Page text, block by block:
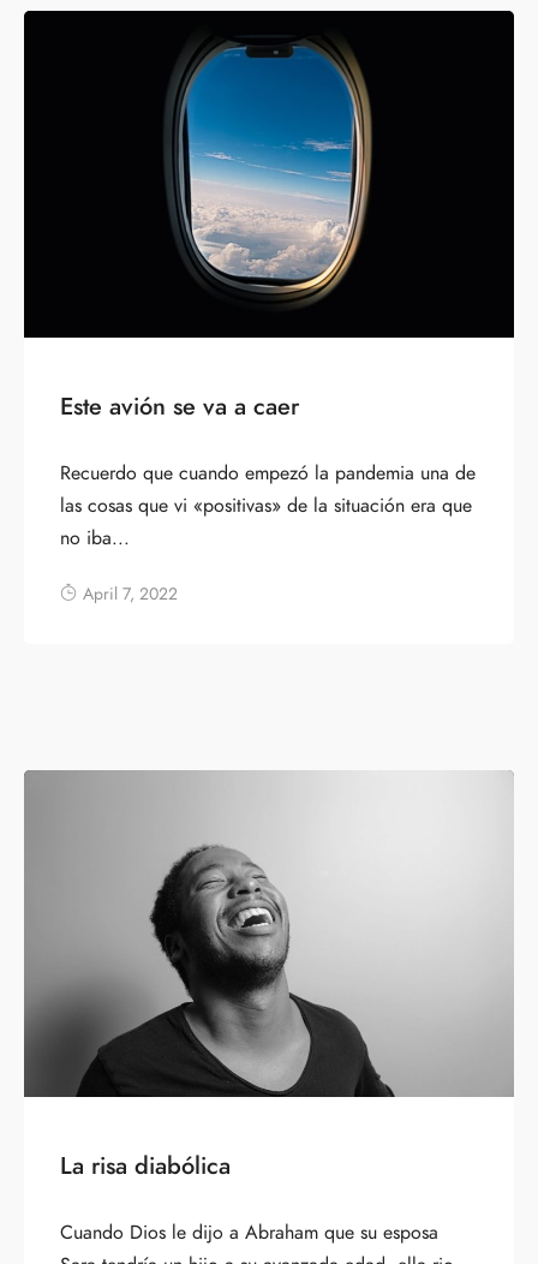
Este avión se va a caer
Recuerdo que cuando empezó la pandemia una de
las cosas que vi «positivas» de la situación era que
no iba...
April 7, 2022
La risa diabólica
Cuando Dios le dijo a Abraham que su esposa